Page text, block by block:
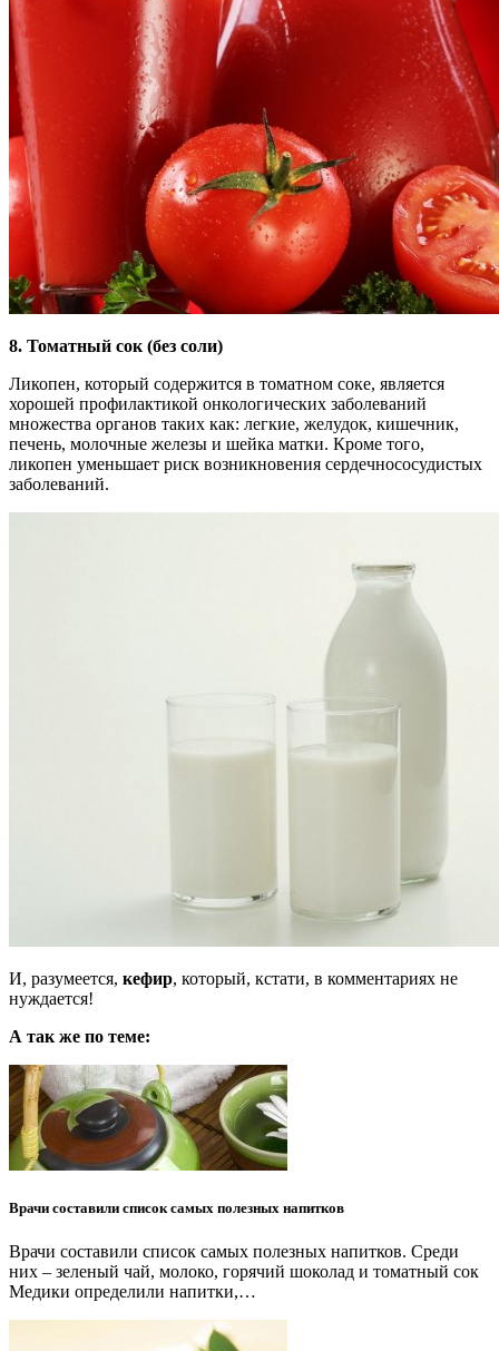
8. Томатный сок (без соли)
Ликопен, который содержится в томатном соке, является
хорошей профилактикой онкологических заболеваний
множества органов таких как: легкие, желудок, кишечник,
печень, молочные железы и шейка матки. Кроме того,
ликопен уменьшает риск возникновения сердечнососудистых
заболеваний.
И, разумеется, кефир, который, кстати, в комментариях не
нуждается!
А так же по теме:
Врачи составили список самых полезных напитков
Врачи составили список самых полезных напитков. Среди
них – зеленый чай, молоко, горячий шоколад и томатный сок
Медики определили напитки,…